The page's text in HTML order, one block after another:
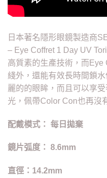
日本著名隱形眼鏡製造商
– Eye Coffret 1 Day UV
高質素的生產技術，而Eye
綫外，還能有效長時間鎖
麗的的眼眸，而且可以享
光，佩帶Color Con也再沒
配戴模式： 每日拋棄
鏡片弧度： 8.6mm
直徑：14.2mm